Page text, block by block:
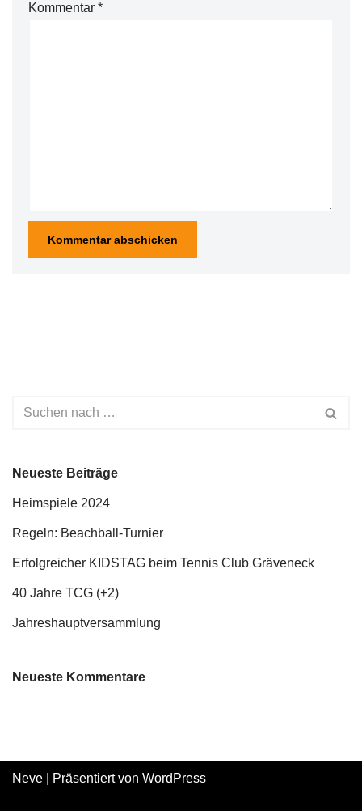
Kommentar *
Neueste Beiträge
Heimspiele 2024
Regeln: Beachball-Turnier
Erfolgreicher KIDSTAG beim Tennis Club Gräveneck
40 Jahre TCG (+2)
Jahreshauptversammlung
Neueste Kommentare
Neve | Präsentiert von WordPress